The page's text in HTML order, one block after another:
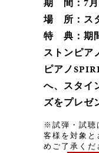
場 所：ス
特 典：期
ストンピア
ピアノ
へ、スタイ
ズをプレゼ
※試弾・試聴
客様を対象
めご了承くだ